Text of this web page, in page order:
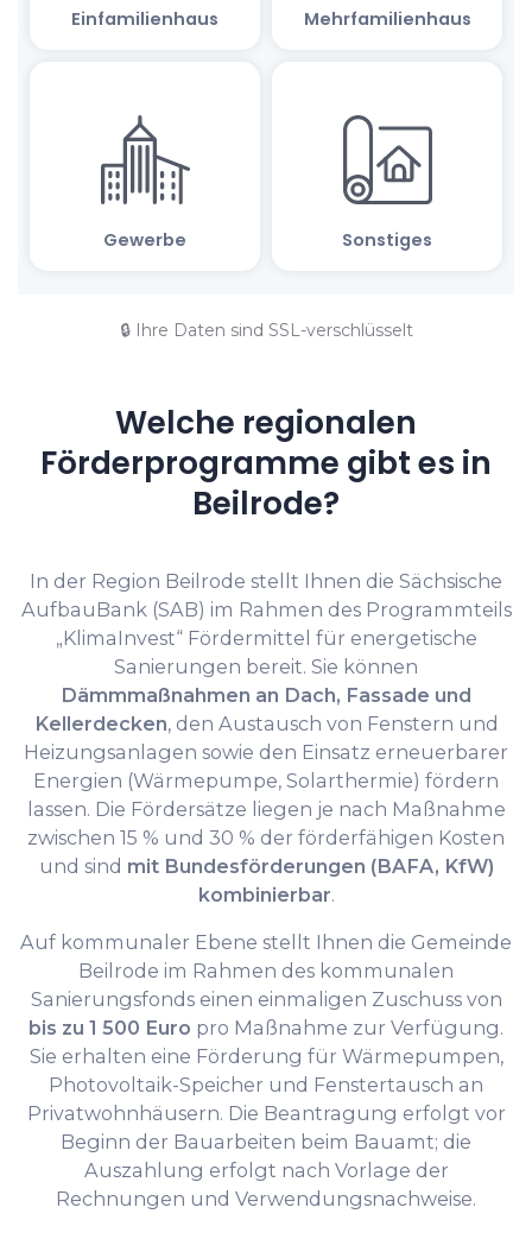
🔒 Ihre Daten sind SSL-verschlüsselt
Welche regionalen
Förderprogramme gibt es in
Beilrode?
In der Region Beilrode stellt Ihnen die Sächsische
AufbauBank (SAB) im Rahmen des Programmteils
„KlimaInvest“ Fördermittel für energetische
Sanierungen bereit. Sie können
Dämmmaßnahmen an Dach, Fassade und
Kellerdecken, den Austausch von Fenstern und
Heizungsanlagen sowie den Einsatz erneuerbarer
Energien (Wärmepumpe, Solarthermie) fördern
lassen. Die Fördersätze liegen je nach Maßnahme
zwischen 15 % und 30 % der förderfähigen Kosten
und sind mit Bundesförderungen (BAFA, KfW)
kombinierbar.
Auf kommunaler Ebene stellt Ihnen die Gemeinde
Beilrode im Rahmen des kommunalen
Sanierungsfonds einen einmaligen Zuschuss von
bis zu 1 500 Euro pro Maßnahme zur Verfügung.
Sie erhalten eine Förderung für Wärmepumpen,
Photovoltaik-Speicher und Fenstertausch an
Privatwohnhäusern. Die Beantragung erfolgt vor
Beginn der Bauarbeiten beim Bauamt; die
Auszahlung erfolgt nach Vorlage der
Rechnungen und Verwendungsnachweise.